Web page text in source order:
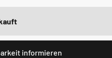
informieren